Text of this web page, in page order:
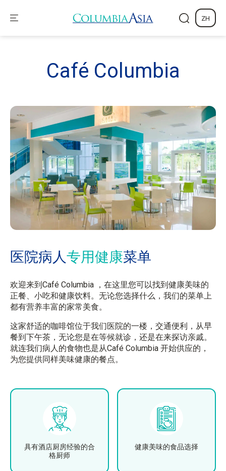
ZH
Café Columbia
医院病人专用健康菜单
欢迎来到Café Columbia ，在这里您可以找到健康美味的
正餐、小吃和健康饮料。无论您选择什么，我们的菜单上
都有营养丰富的家常美食。
这家舒适的咖啡馆位于我们医院的一楼，交通便利，从早
餐到下午茶，无论您是在等候就诊，还是在来探访亲戚。
就连我们病人的食物也是从Café Columbia 开始供应的，
为您提供同样美味健康的餐点。
具有酒店厨房经验的合
格厨师
健康美味的食品选择